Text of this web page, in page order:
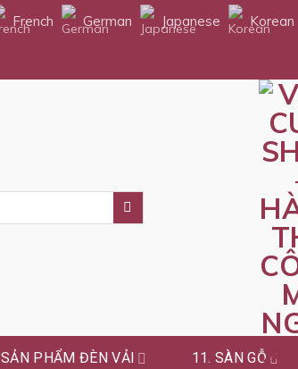
French German Japanese Korean
SẢN PHẨM ĐÈN VẢI 11. SÀN GỖ